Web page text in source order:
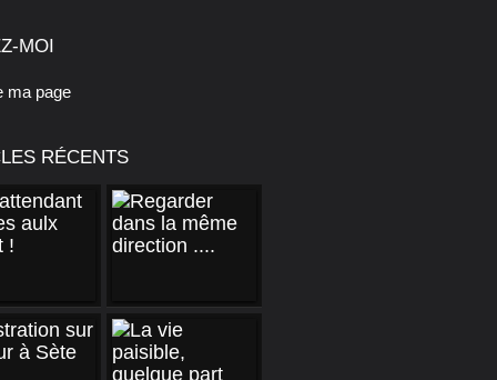
MOI
ma page
RÉCENTS